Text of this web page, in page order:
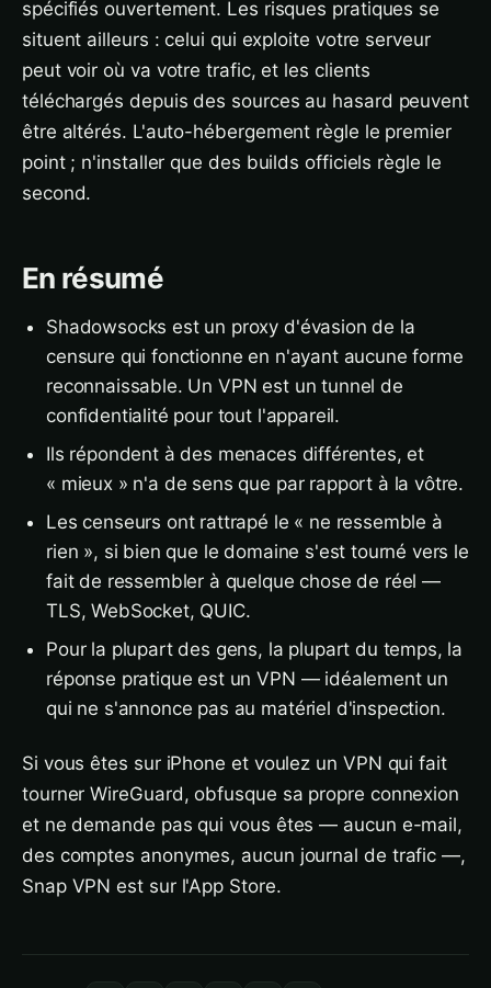
spécifiés ouvertement. Les risques pratiques se
situent ailleurs : celui qui exploite votre serveur
peut voir où va votre trafic, et les clients
téléchargés depuis des sources au hasard peuvent
être altérés. L'auto-hébergement règle le premier
point ; n'installer que des builds officiels règle le
second.
En résumé
Shadowsocks est un proxy d'évasion de la
censure qui fonctionne en n'ayant aucune forme
reconnaissable. Un VPN est un tunnel de
confidentialité pour tout l'appareil.
Ils répondent à des menaces différentes, et
« mieux » n'a de sens que par rapport à la vôtre.
Les censeurs ont rattrapé le « ne ressemble à
rien », si bien que le domaine s'est tourné vers le
fait de ressembler à quelque chose de réel —
TLS, WebSocket, QUIC.
Pour la plupart des gens, la plupart du temps, la
réponse pratique est un VPN — idéalement un
qui ne s'annonce pas au matériel d'inspection.
Si vous êtes sur iPhone et voulez un VPN qui fait
tourner WireGuard, obfusque sa propre connexion
et ne demande pas qui vous êtes — aucun e-mail,
des comptes anonymes, aucun journal de trafic —,
Snap VPN est sur l'App Store.